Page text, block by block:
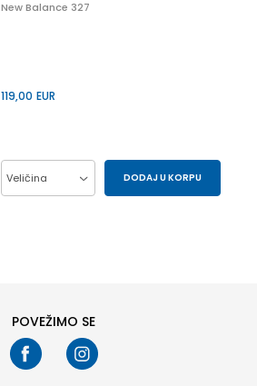
New Balance 327
119,00 EUR
Veličina DODAJ U KORPU
POVEŽIMO SE